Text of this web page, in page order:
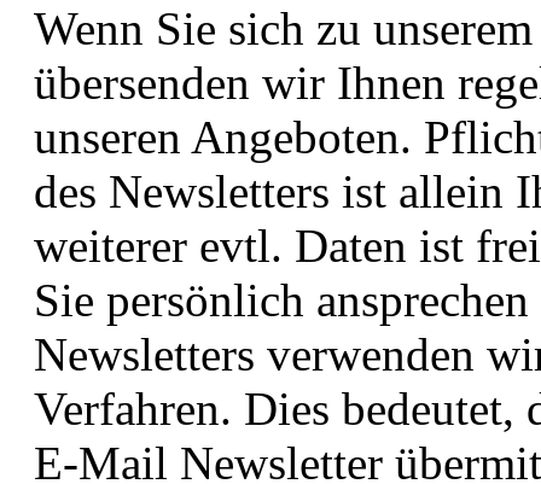
Wenn Sie sich zu
übersenden wir Ihnen
unseren Angeboten.
des Newsletters ist allein
weiterer evtl. Daten ist
Sie persönlich
Newsletters verwenden
Verfahren. Dies bedeutet,
E-Mail Newsletter